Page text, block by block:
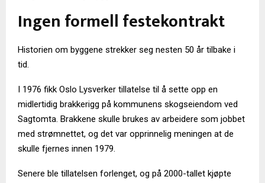
Ingen formell festekontrakt
Historien om byggene strekker seg nesten 50 år tilbake i
tid.
I 1976 fikk Oslo Lysverker tillatelse til å sette opp en
midlertidig brakkerigg på kommunens skogseiendom ved
Sagtomta. Brakkene skulle brukes av arbeidere som jobbet
med strømnettet, og det var opprinnelig meningen at de
skulle fjernes innen 1979.
Senere ble tillatelsen forlenget, og på 2000-tallet kjøpte